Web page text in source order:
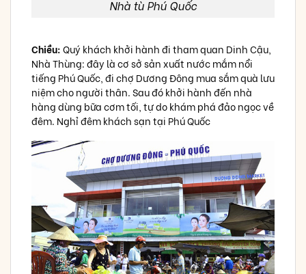
Nhà tù Phú Quốc
Chiều:Quý khách khởi hành đi tham quan Dinh Cậu,
Nhà Thùng: đây là cơ sở sản xuất nước mắm nổi
tiếng Phú Quốc, đi chợ Dương Đông mua sắm quà lưu
niệm cho người thân. Sau đó khởi hành đến nhà
hàng dùng bữa cơm tối, tự do khám phá đảo ngọc về
đêm. Nghỉ đêm khách sạn tại Phú Quốc